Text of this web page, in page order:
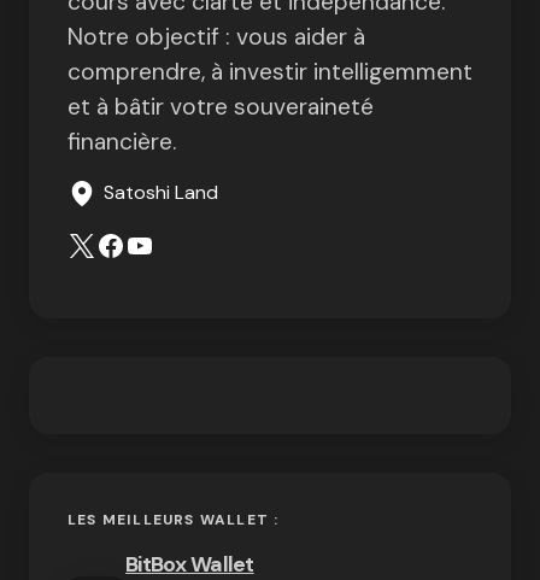
Notre objectif : vous aider à
comprendre, à investir intelligemment
et à bâtir votre souveraineté
financière.
Satoshi Land
LES MEILLEURS WALLET :
BitBox Wallet